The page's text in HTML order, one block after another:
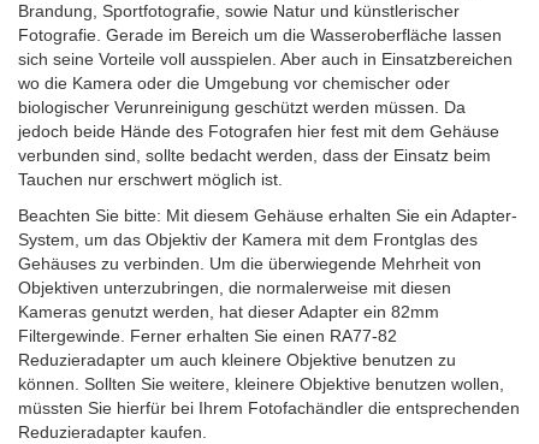
Brandung, Sportfotografie, sowie Natur und künstlerischer
Fotografie. Gerade im Bereich um die Wasseroberfläche lassen
sich seine Vorteile voll ausspielen. Aber auch in Einsatzbereichen
wo die Kamera oder die Umgebung vor chemischer oder
biologischer Verunreinigung geschützt werden müssen. Da
jedoch beide Hände des Fotografen hier fest mit dem Gehäuse
verbunden sind, sollte bedacht werden, dass der Einsatz beim
Tauchen nur erschwert möglich ist.
Beachten Sie bitte: Mit diesem Gehäuse erhalten Sie ein Adapter-
System, um das Objektiv der Kamera mit dem Frontglas des
Gehäuses zu verbinden. Um die überwiegende Mehrheit von
Objektiven unterzubringen, die normalerweise mit diesen
Kameras genutzt werden, hat dieser Adapter ein 82mm
Filtergewinde. Ferner erhalten Sie einen RA77-82
Reduzieradapter um auch kleinere Objektive benutzen zu
können. Sollten Sie weitere, kleinere Objektive benutzen wollen,
müssten Sie hierfür bei Ihrem Fotofachändler die entsprechenden
Reduzieradapter kaufen.